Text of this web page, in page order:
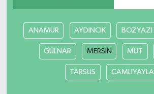
ANAMUR AYDINCIK BOZYAZI
GÜLNAR MERSİN MUT
TARSUS ÇAMLIYAYLA